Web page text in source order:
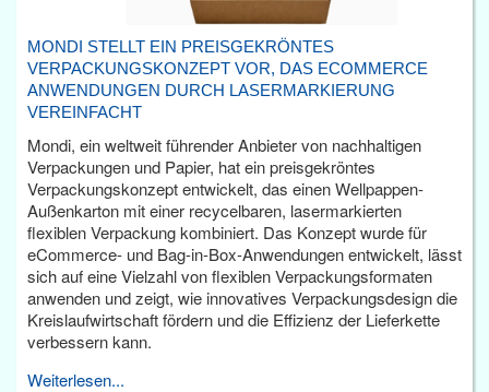
MONDI STELLT EIN PREISGEKRÖNTES
VERPACKUNGSKONZEPT VOR, DAS ECOMMERCE
ANWENDUNGEN DURCH LASERMARKIERUNG
VEREINFACHT
Mondi, ein weltweit führender Anbieter von nachhaltigen
Verpackungen und Papier, hat ein preisgekröntes
Verpackungskonzept entwickelt, das einen Wellpappen-
Außenkarton mit einer recycelbaren, lasermarkierten
flexiblen Verpackung kombiniert. Das Konzept wurde für
eCommerce- und Bag-in-Box-Anwendungen entwickelt, lässt
sich auf eine Vielzahl von flexiblen Verpackungsformaten
anwenden und zeigt, wie innovatives Verpackungsdesign die
Kreislaufwirtschaft fördern und die Effizienz der Lieferkette
verbessern kann.
Weiterlesen...